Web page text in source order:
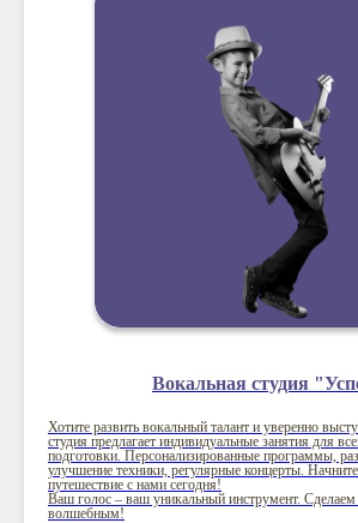
Вокальная студия
Хотите развить вокальный талант и уверенно
студия предлагает индивидуальные занятия для
подготовки. Персонализированные программы,
улучшение техники, регулярные концерты.
путешествие с нами сегодня!
Ваш голос – ваш уникальный инструмент. Сделаем
волшебным!